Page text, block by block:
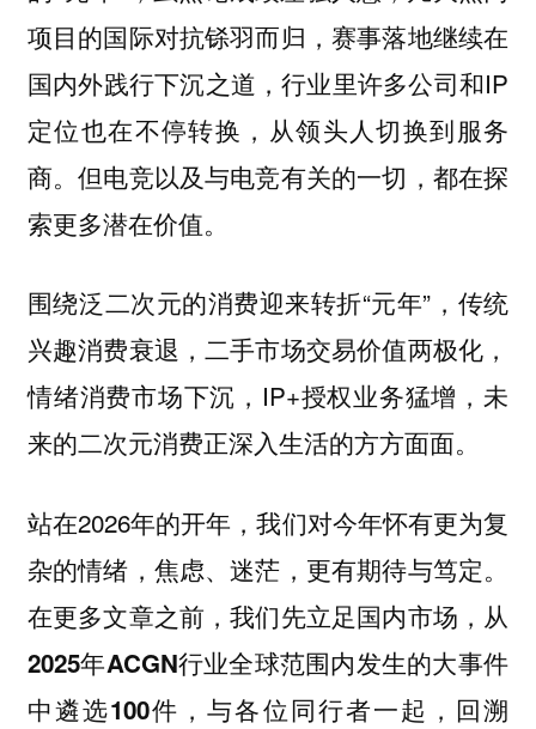
项目的国际对抗铩羽而归，赛事落地继续在
国内外践行下沉之道，行业里许多公司和IP
定位也在不停转换，从领头人切换到服务
商。但电竞以及与电竞有关的一切，都在探
索更多潜在价值。
围绕泛二次元的消费迎来转折“元年”，传统
兴趣消费衰退，二手市场交易价值两极化，
情绪消费市场下沉，IP+授权业务猛增，未
来的二次元消费正深入生活的方方面面。
站在2026年的开年，我们对今年怀有更为复
杂的情绪，焦虑、迷茫，更有期待与笃定。
在更多文章之前，我们先立足国内市场，从
2025年ACGN行业全球范围内发生的大事件
中遴选100件 ，与各位同行者一起，回溯